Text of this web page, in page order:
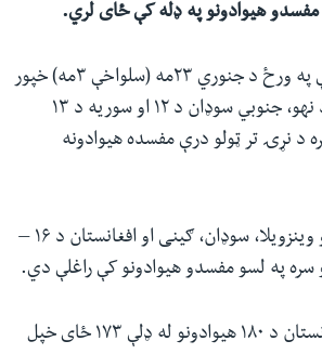
هیوادونو په ډله کې ځای لري.
دا راپور چې د پنجشنبې په ورځ د جنوري ۲۳مه (سلواخې ۳مه) خپور
شوی، په کې سومالیا د نهو، جنوبي سوډان د ۱۲ او سوریه د ۱۳
د نړۍ تر ټولو درې مفسده هیوادونه
همدا شان یمن د ۱۵ او وینزویلا، سوډان، ګینی او افغانستان د ۱۶ –
دا راپور ښيي، چې افغانستان د ۱۸۰ هیوادونو له ډلې ۱۷۳ ځای خپل